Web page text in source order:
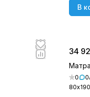
В
34
0 0
80х190